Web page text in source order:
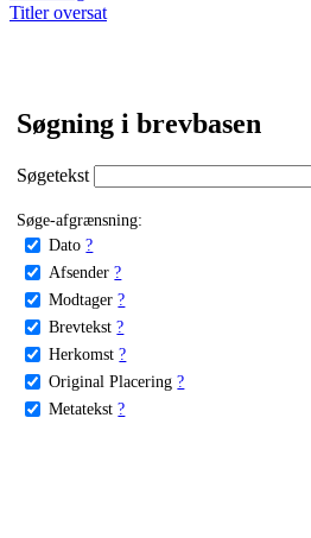
Titler oversat
Søgning i brevbasen
Søgetekst
Søge-afgrænsning:
Dato ?
Afsender ?
Modtager ?
Brevtekst ?
Herkomst ?
Original Placering ?
Metatekst ?